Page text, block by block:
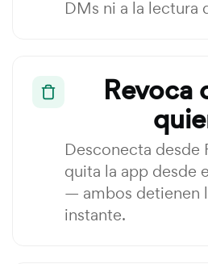
DMs ni a la lectura
Revoca
Desconecta desde
quita la app desde
— ambos detienen
instante.